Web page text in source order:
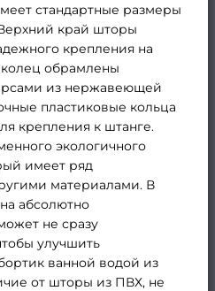
стандартные размеры
край шторы
крепления на
колец обрамлены
из нержавеющей
пластиковые кольца
крепления к штанге.
экологичного
имеет ряд
материалами. В
абсолютно
не сразу
улучшить
ванной водой из
от шторы из ПВХ, не